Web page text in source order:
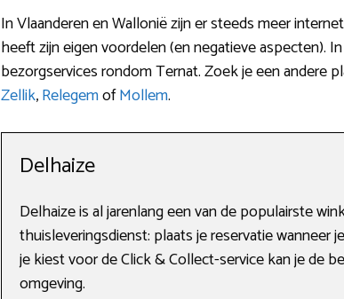
In Vlaanderen en Wallonië zijn er steeds meer
heeft zijn eigen voordelen (en negatieve aspecten).
bezorgservices rondom Ternat. Zoek je een andere
Zellik,RelegemofMollem.
Delhaize
Delhaize is al jarenlang een van de populairste
thuisleveringsdienst: plaats je reservatie wanneer
je kiest voor de Click & Collect-service kan je de
omgeving.